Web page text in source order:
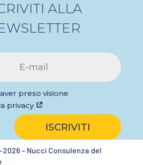
ALLA
preso visione
privacy
ISCRIVITI
– Nucci Consulenza del